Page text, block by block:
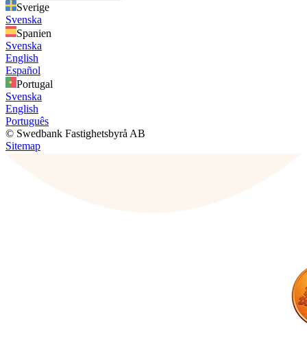
Sverige
Svenska
Spanien
Svenska
English
Español
Portugal
Svenska
English
Português
© Swedbank Fastighetsbyrå AB
Sitemap